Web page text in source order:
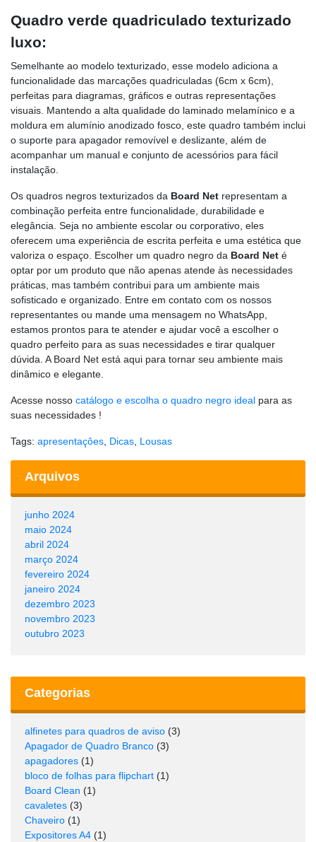
Arquivos
junho 2024
maio 2024
abril 2024
março 2024
fevereiro 2024
janeiro 2024
dezembro 2023
novembro 2023
outubro 2023
Categorias
alfinetes para quadros de aviso (3)
Apagador de Quadro Branco (3)
apagadores (1)
bloco de folhas para flipchart (1)
Board Clean (1)
cavaletes (3)
Chaveiro (1)
Expositores A4 (1)
Quadro verde quadriculado texturizado
luxo:
Semelhante ao modelo texturizado, esse modelo adiciona a
funcionalidade das marcações quadriculadas (6cm x 6cm),
perfeitas para diagramas, gráficos e outras representações
visuais. Mantendo a alta qualidade do laminado melamínico e a
moldura em alumínio anodizado fosco, este quadro também inclui
o suporte para apagador removível e deslizante, além de
acompanhar um manual e conjunto de acessórios para fácil
instalação.
Os quadros negros texturizados da Board Net representam a
combinação perfeita entre funcionalidade, durabilidade e
elegância. Seja no ambiente escolar ou corporativo, eles
oferecem uma experiência de escrita perfeita e uma estética que
valoriza o espaço. Escolher um quadro negro da Board Net é
optar por um produto que não apenas atende às necessidades
práticas, mas também contribui para um ambiente mais
sofisticado e organizado. Entre em contato com os nossos
representantes ou mande uma mensagem no WhatsApp,
estamos prontos para te atender e ajudar você a escolher o
quadro perfeito para as suas necessidades e tirar qualquer
dúvida. A Board Net está aqui para tornar seu ambiente mais
dinâmico e elegante.
Acesse nosso catálogo e escolha o quadro negro ideal para as
suas necessidades !
Tags: apresentaçôes Dicas Lousas